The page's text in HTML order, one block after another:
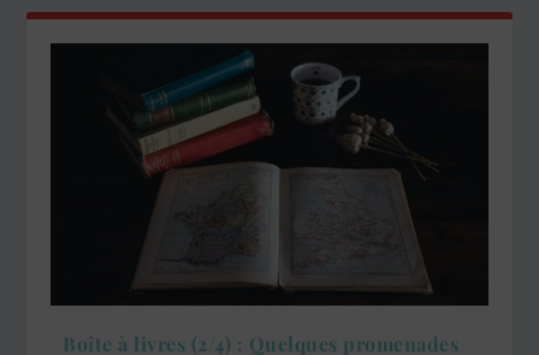
Boîte à livres (2/4) : Quelques promenades